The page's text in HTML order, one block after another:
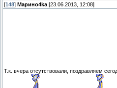
[148] Марино4kа [23.06.2013, 12:08]
Т.к. вчера отсутствовали, поздравляем